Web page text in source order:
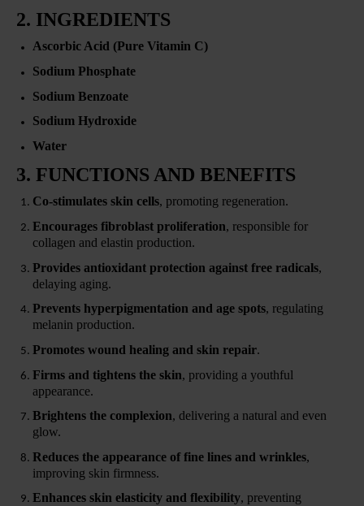
2. INGREDIENTS
Ascorbic Acid (Pure Vitamin C)
Sodium Phosphate
Sodium Benzoate
Sodium Hydroxide
Water
3. FUNCTIONS AND BENEFITS
Co-stimulates skin cells, promoting regeneration.
Encourages fibroblast proliferation, responsible for
collagen and elastin production.
Provides antioxidant protection against free radicals,
delaying aging.
Prevents hyperpigmentation and age spots, regulating
melanin production.
Promotes wound healing and skin repair.
Firms and tightens the skin, providing a youthful
appearance.
Brightens the complexion, delivering a natural and even
glow.
Reduces the appearance of fine lines and wrinkles,
improving skin firmness.
Enhances skin elasticity and flexibility, preventing